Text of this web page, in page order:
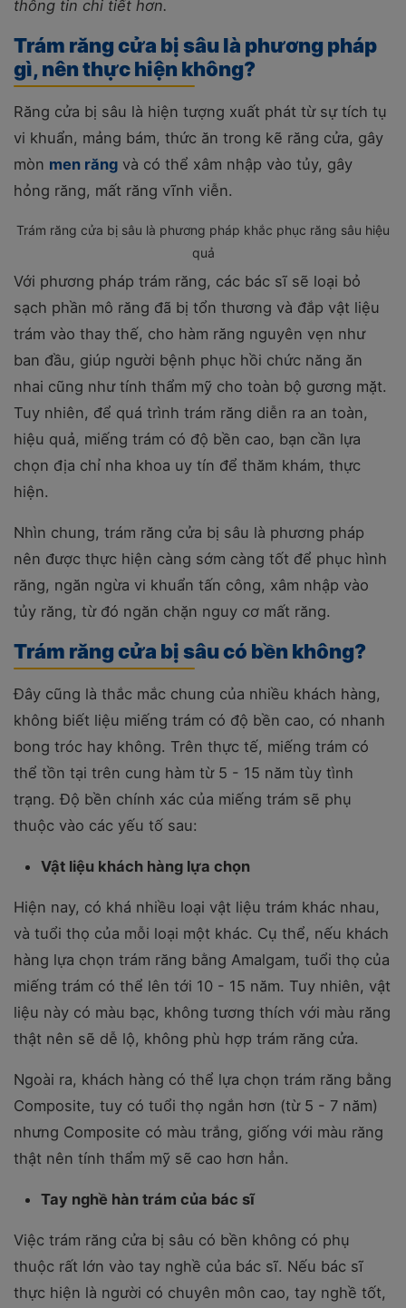
thông tin chi tiết hơn.
Trám răng cửa bị sâu là phương pháp
gì, nên thực hiện không?
Răng cửa bị sâu là hiện tượng xuất phát từ sự tích tụ
vi khuẩn, mảng bám, thức ăn trong kẽ răng cửa, gây
mòn men răng và có thể xâm nhập vào tủy, gây
hỏng răng, mất răng vĩnh viễn.
Trám răng cửa bị sâu là phương pháp khắc phục răng sâu hiệu
quả
Với phương pháp trám răng, các bác sĩ sẽ loại bỏ
sạch phần mô răng đã bị tổn thương và đắp vật liệu
trám vào thay thế, cho hàm răng nguyên vẹn như
ban đầu, giúp người bệnh phục hồi chức năng ăn
nhai cũng như tính thẩm mỹ cho toàn bộ gương mặt.
Tuy nhiên, để quá trình trám răng diễn ra an toàn,
hiệu quả, miếng trám có độ bền cao, bạn cần lựa
chọn địa chỉ nha khoa uy tín để thăm khám, thực
hiện.
Nhìn chung, trám răng cửa bị sâu là phương pháp
nên được thực hiện càng sớm càng tốt để phục hình
răng, ngăn ngừa vi khuẩn tấn công, xâm nhập vào
tủy răng, từ đó ngăn chặn nguy cơ mất răng.
Trám răng cửa bị sâu có bền không?
Đây cũng là thắc mắc chung của nhiều khách hàng,
không biết liệu miếng trám có độ bền cao, có nhanh
bong tróc hay không. Trên thực tế, miếng trám có
thể tồn tại trên cung hàm từ 5 - 15 năm tùy tình
trạng. Độ bền chính xác của miếng trám sẽ phụ
thuộc vào các yếu tố sau:
Vật liệu khách hàng lựa chọn
Hiện nay, có khá nhiều loại vật liệu trám khác nhau,
và tuổi thọ của mỗi loại một khác. Cụ thể, nếu khách
hàng lựa chọn trám răng bằng Amalgam, tuổi thọ của
miếng trám có thể lên tới 10 - 15 năm. Tuy nhiên, vật
liệu này có màu bạc, không tương thích với màu răng
thật nên sẽ dễ lộ, không phù hợp trám răng cửa.
Ngoài ra, khách hàng có thể lựa chọn trám răng bằng
Composite, tuy có tuổi thọ ngắn hơn (từ 5 - 7 năm)
nhưng Composite có màu trắng, giống với màu răng
thật nên tính thẩm mỹ sẽ cao hơn hẳn.
Tay nghề hàn trám của bác sĩ
Việc trám răng cửa bị sâu có bền không có phụ
thuộc rất lớn vào tay nghề của bác sĩ. Nếu bác sĩ
thực hiện là người có chuyên môn cao, tay nghề tốt,